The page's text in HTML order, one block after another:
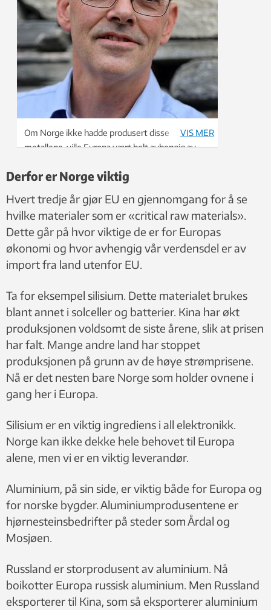
Om Norge ikke hadde produsert disse
metallene, ville Europa vært helt avhengig av
der Eijk i SINTEF. Foto: Privat
VIS MER
Derfor er Norge viktig
Hvert tredje år gjør EU en gjennomgang for å se
hvilke materialer som er «critical raw materials».
Dette går på hvor viktige de er for Europas
økonomi og hvor avhengig vår verdensdel er av
import fra land utenfor EU.
Ta for eksempel silisium. Dette materialet brukes
blant annet i solceller og batterier. Kina har økt
produksjonen voldsomt de siste årene, slik at prisen
har falt. Mange andre land har stoppet
produksjonen på grunn av de høye strømprisene.
Nå er det nesten bare Norge som holder ovnene i
gang her i Europa.
Silisium er en viktig ingrediens i all elektronikk.
Norge kan ikke dekke hele behovet til Europa
alene, men vi er en viktig leverandør.
Aluminium, på sin side, er viktig både for Europa og
for norske bygder. Aluminiumprodusentene er
hjørnesteinsbedrifter på steder som Årdal og
Mosjøen.
Russland er storprodusent av aluminium. Nå
boikotter Europa russisk aluminium. Men Russland
eksporterer til Kina, som så eksporterer aluminium